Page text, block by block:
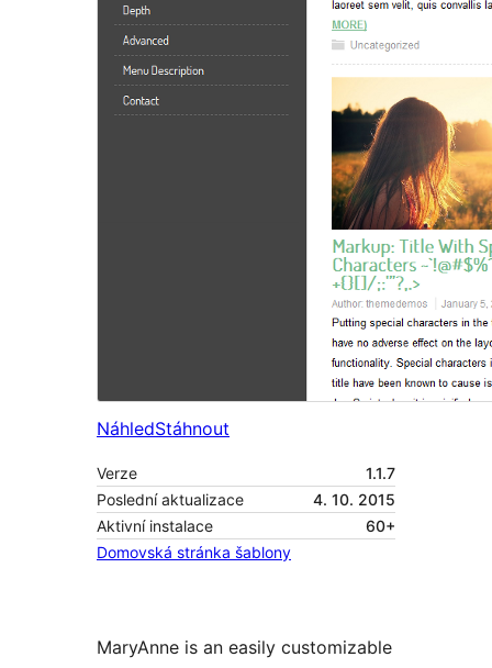
NáhledStáhnout
Verze
1.1.7
Poslední aktualizace
4. 10. 2015
Aktivní instalace
60+
Domovská stránka šablony
MaryAnne is an easily customizable